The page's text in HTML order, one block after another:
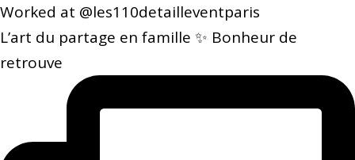
Worked at @les110detailleventparis
L’art du partage en famille ✨ Bonheur de
retrouve